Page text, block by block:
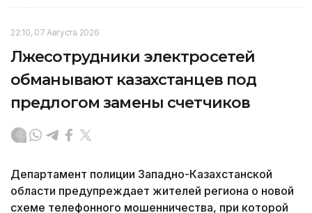
22:10, 07 Августа 2026
Лжесотрудники электросетей
обманывают казахстанцев под
предлогом замены счетчиков
Департамент полиции Западно-Казахстанской
области предупреждает жителей региона о новой
схеме телефонного мошенничества, при которой